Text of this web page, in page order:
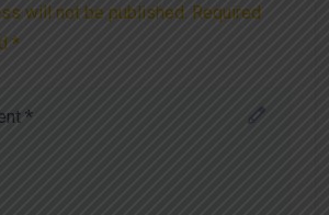
will not be published. Required
*